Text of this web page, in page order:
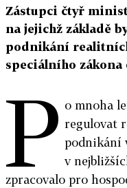
Zástupci čtyř
na jejichž základě
podnikání
speciálního
P o mnoha
regulovat
podnikání
v
zpracovalo pro